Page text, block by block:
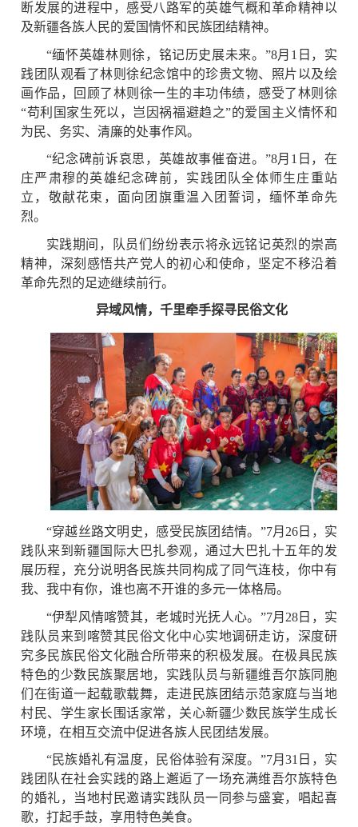
断发展的进程中，感受八路军的英雄气概和革命精神以
及新疆各族人民的爱国情怀和民族团结精神。
“缅怀英雄林则徐，铭记历史展未来。”8月1日，实
践团队观看了林则徐纪念馆中的珍贵文物、照片以及绘
画作品，回顾了林则徐一生的丰功伟绩，感受了林则徐
“苟利国家生死以，岂因祸福避趋之”的爱国主义情怀和
为民、务实、清廉的处事作风。
“纪念碑前诉哀思，英雄故事催奋进。”8月1日，在
庄严肃穆的英雄纪念碑前，实践团队全体师生庄重站
立，敬献花束，面向团旗重温入团誓词，缅怀革命先
烈。
实践期间，队员们纷纷表示将永远铭记英烈的崇高
精神，深刻感悟共产党人的初心和使命，坚定不移沿着
革命先烈的足迹继续前行。
异域风情，千里牵手探寻民俗文化
“穿越丝路文明史，感受民族团结情。”7月26日，实
践队来到新疆国际大巴扎参观，通过大巴扎十五年的发
展历程，充分说明各民族共同构成了同气连枝，你中有
我、我中有你，谁也离不开谁的多元一体格局。
“伊犁风情喀赞其，老城时光抚人心。”7月28日，实
践队员来到喀赞其民俗文化中心实地调研走访，深度研
究多民族民俗文化融合所带来的积极发展。在极具民族
特色的少数民族聚居地，实践队员与新疆维吾尔族同胞
们在街道一起载歌载舞，走进民族团结示范家庭与当地
村民、学生家长围话家常，关心新疆少数民族学生成长
环境，在相互交流中促进各族人民团结发展。
“民族婚礼有温度，民俗体验有深度。”7月31日，实
践团队在社会实践的路上邂逅了一场充满维吾尔族特色
的婚礼，当地村民邀请实践队员一同参与盛宴，唱起喜
歌，打起手鼓，享用特色美食。